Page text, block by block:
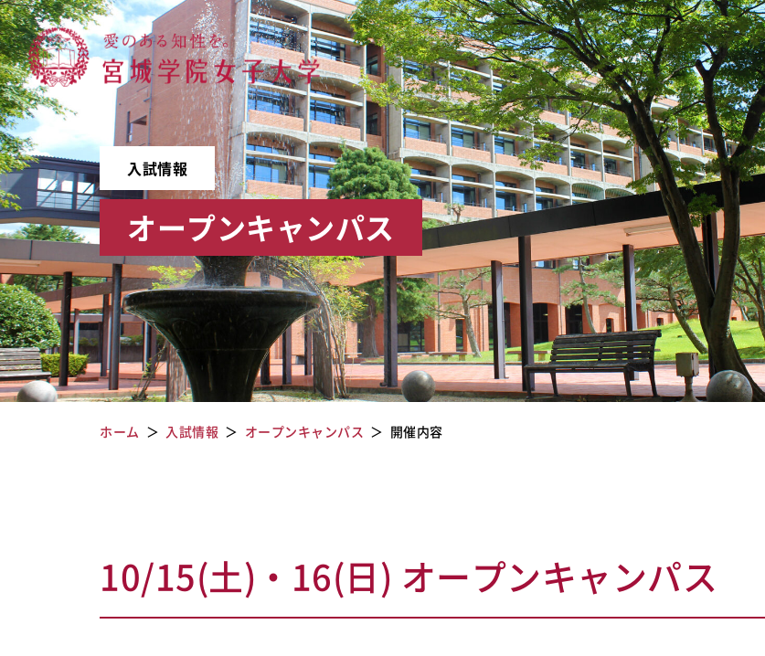
宮城学院女子大学
入試情報
オープンキャンパス
ホーム 入試情報 オープンキャンパス 開催内容
10/15(土)・16(日) オープンキャンパス